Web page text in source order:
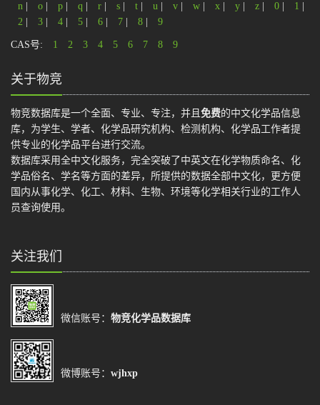
n
o p q r s t u v w x y z 0 1
2
3 4 5 6 7 8 9
CAS号: 1 2 3 4 5 6 7 8 9
关于物竞
物竞数据库是一个全面、专业、专注，并且 免费的中文化学品信息
库，为学生、学者、化学品研究机构、检测机构、化学品工作者提
供专业的化学品平台进行交流。
数据库采用全中文化服务，完全突破了中英文在化学物质命名、化
学品俗名、学名等方面的差异，所提供的数据全部中文化，更方便
国内从事化学、化工、材料、生物、环境等化学相关行业的工作人
员查询使用。
关注我们
微信账号： 物竞化学品数据库
微博账号： wjhxp